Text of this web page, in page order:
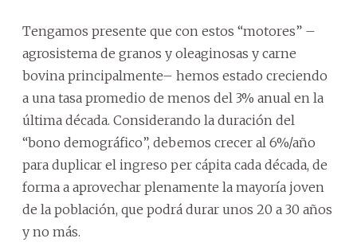
Tengamos presente que con estos “motores” –
agrosistema de granos y oleaginosas y carne
bovina principalmente– hemos estado creciendo
a una tasa promedio de menos del 3% anual en la
última década. Considerando la duración del
“bono demográfico”, debemos crecer al 6%/año
para duplicar el ingreso per cápita cada década, de
forma a aprovechar plenamente la mayoría joven
de la población, que podrá durar unos 20 a 30 años
y no más.